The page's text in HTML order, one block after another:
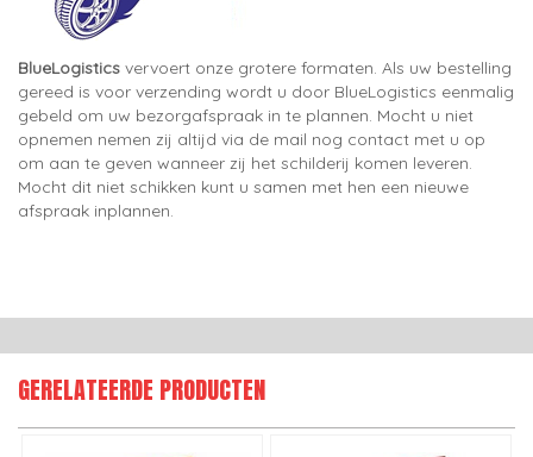
BlueLogistics vervoert onze grotere formaten. Als uw bestelling
gereed is voor verzending wordt u door BlueLogistics eenmalig
gebeld om uw bezorgafspraak in te plannen. Mocht u niet
opnemen nemen zij altijd via de mail nog contact met u op
om aan te geven wanneer zij het schilderij komen leveren.
Mocht dit niet schikken kunt u samen met hen een nieuwe
afspraak inplannen.
GERELATEERDE PRODUCTEN